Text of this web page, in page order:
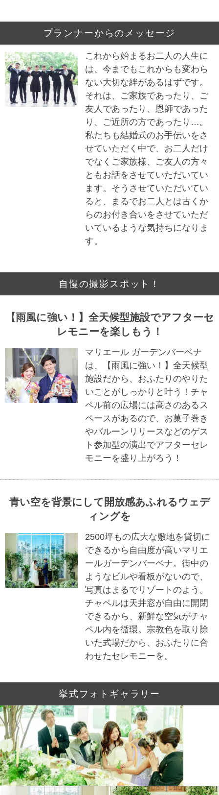
プランナーからのメッセージ
これから始まるお二人の人生に
は、今までもこれからも変わら
ない大切な絆があるはずです。
それは、ご家族であったり、ご
友人であったり、恩師であった
り、ご近所の方であったり…。
私たちも結婚式のお手伝いをさ
せていただく中で、お二人だけ
でなくご家族様、ご友人の方々
ともお話をさせていただいてい
ます。そうさせていただいてい
ると、まるでお二人とは古くか
らのお付き合いをさせていただ
いているような気持ちになりま
す。
自慢の撮影スポット！
【雨風に強い！】全天候型施設でアフターセ
レモニーを楽しもう！
マリエール ガーデンバーベナ
は、【雨風に強い！】全天候型
施設だから、おふたりのやりた
いことがしっかりと叶う！チャ
ペル前の広場には高さのあるス
ペースがあるので、お菓子巻き
やバルーンリリースなどのゲス
ト参加型の演出でアフターセレ
モニーを盛り上がろう！
青い空を背景にして開放感あふれるウェデ
ィングを
2500坪もの広大な敷地を貸切に
できるから自由度が高いマリエ
ールガーデンバーベナ。街中の
ようなビルや看板がないので、
写真はまるでリゾートのよう。
チャペルは天井窓が自由に開閉
できるから、新鮮な空気がチャ
ペル内を循環。宗教色を取り除
いた式場だから、おふたりに合
わせたセレモニーを。
挙式フォトギャラリー